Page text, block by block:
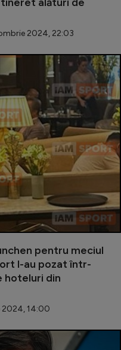
2024, 22:03
pentru meciul
l-au pozat într-
hoteluri din
2024, 14:00